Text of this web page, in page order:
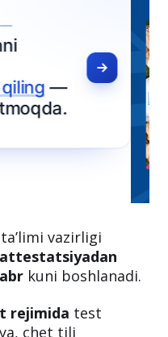
vazirligi
kuni boshlanadi.
rejimida test
chet tili